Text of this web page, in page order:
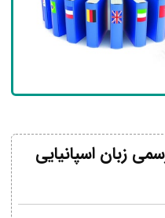
زبان اسپانیایی